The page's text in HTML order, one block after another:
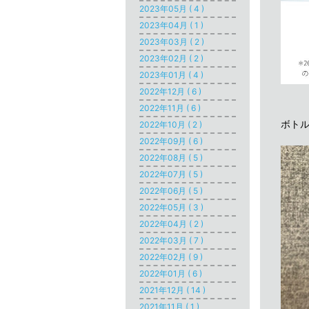
ボト
2023年05月 ( 4 )
2023年04月 ( 1 )
2023年03月 ( 2 )
2023年02月 ( 2 )
2023年01月 ( 4 )
2022年12月 ( 6 )
2022年11月 ( 6 )
2022年10月 ( 2 )
2022年09月 ( 6 )
2022年08月 ( 5 )
2022年07月 ( 5 )
2022年06月 ( 5 )
2022年05月 ( 3 )
2022年04月 ( 2 )
2022年03月 ( 7 )
2022年02月 ( 9 )
2022年01月 ( 6 )
2021年12月 ( 14 )
2021年11月 ( 1 )